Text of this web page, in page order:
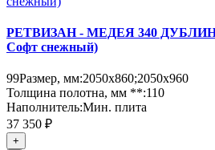
РЕТВИЗАН - МЕДЕЯ 340 ДУБЛИН
Софт снежный)
99Размер, мм:2050х860;2050х960
Толщина полотна, мм **:110
Наполнитель:Мин. плита
37 350 ₽
+